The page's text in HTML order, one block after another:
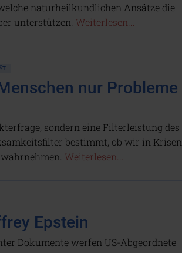
naturheilkundlichen Ansätze die
unterstützen. Weiterlesen...
nur Probleme
sondern eine Filterleistung des
bestimmt, ob wir in Krisen
Weiterlesen...
Epstein
Dokumente werfen US-Abgeordnete